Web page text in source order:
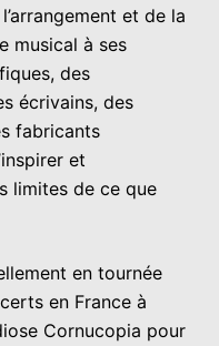
et de la
musical à ses
des
écrivains, des
fabricants
et
limites de ce que
en tournée
en France à
Cornucopia pour